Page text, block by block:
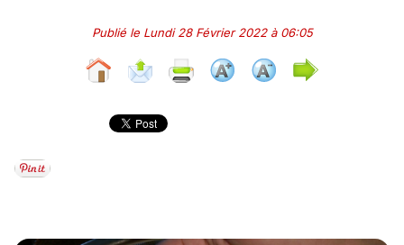
Publié le Lundi 28 Février 2022 à 06:05